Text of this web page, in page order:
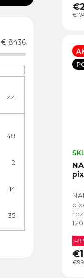
€ 8436
44
48
2
14
35
–9